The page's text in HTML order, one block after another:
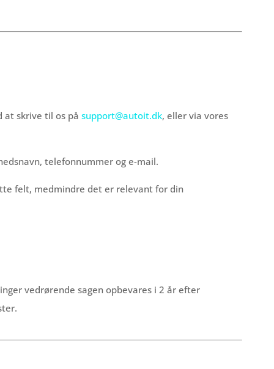
at skrive til os på support@autoit.dk, eller via vores
telefonnummer og e-mail.
felt, medmindre det er relevant for din
vedrørende sagen opbevares i 2 år efter